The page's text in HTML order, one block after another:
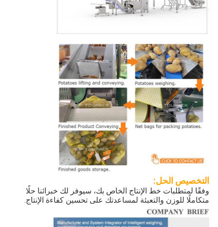
التخصيص الحل:
وفقًا لمتطلبات خط الإنتاج الخاص بك، سيوفر لك خبرائنا حلًا
متكاملًا للوزن والتعبئة لمساعدتك على تحسين كفاءة الإنتاج.